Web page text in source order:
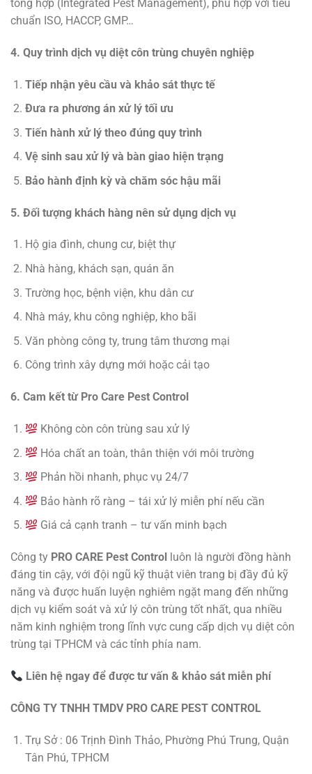
tổng hợp (Integrated Pest Management), phù hợp với tiêu
chuẩn ISO, HACCP, GMP…
4. Quy trình dịch vụ diệt côn trùng chuyên nghiệp
Tiếp nhận yêu cầu và khảo sát thực tế
Đưa ra phương án xử lý tối ưu
Tiến hành xử lý theo đúng quy trình
Vệ sinh sau xử lý và bàn giao hiện trạng
Bảo hành định kỳ và chăm sóc hậu mãi
5. Đối tượng khách hàng nên sử dụng dịch vụ
Hộ gia đình, chung cư, biệt thự
Nhà hàng, khách sạn, quán ăn
Trường học, bệnh viện, khu dân cư
Nhà máy, khu công nghiệp, kho bãi
Văn phòng công ty, trung tâm thương mại
Công trình xây dựng mới hoặc cải tạo
6. Cam kết từ Pro Care Pest Control
Không còn côn trùng sau xử lý
Hóa chất an toàn, thân thiện với môi trường
Phản hồi nhanh, phục vụ 24/7
Bảo hành rõ ràng – tái xử lý miễn phí nếu cần
Giá cả cạnh tranh – tư vấn minh bạch
Công ty PRO CARE Pest Control
luôn là người đồng hành
đáng tin cậy, với đội ngũ kỹ thuật viên trang bị đầy đủ kỹ
năng và được huấn luyện nghiêm ngặt mang đến những
dịch vụ kiểm soát và xử lý côn trùng tốt nhất, qua nhiều
năm kinh nghiệm trong lĩnh vực cung cấp dịch vụ diệt côn
trùng tại TPHCM và các tỉnh phía nam.
Liên hệ ngay để được tư vấn & khảo sát miễn phí
CÔNG TY TNHH TMDV PRO CARE PEST CONTROL
Trụ Sở : 06 Trịnh Đình Thảo, Phường Phú Trung, Quận
Tân Phú, TPHCM